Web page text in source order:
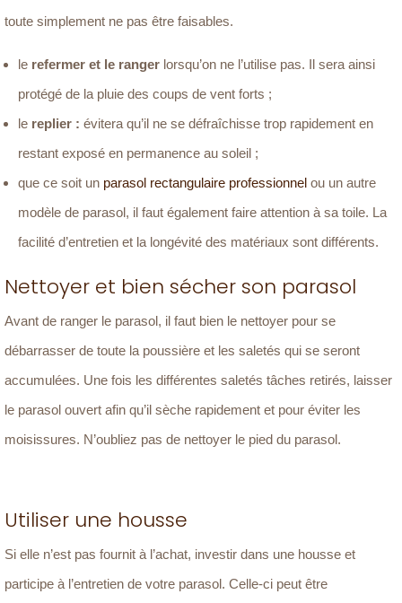
toute simplement ne pas être faisables.
le refermer et le ranger lorsqu’on ne l’utilise pas. Il sera ainsi
protégé de la pluie des coups de vent forts ;
le replier : évitera qu’il ne se défraîchisse trop rapidement en
restant exposé en permanence au soleil ;
que ce soit un parasol rectangulaire professionnel ou un autre
modèle de parasol, il faut également faire attention à sa toile. La
facilité d’entretien et la longévité des matériaux sont différents.
Nettoyer et bien sécher son parasol
Avant de ranger le parasol, il faut bien le nettoyer pour se
débarrasser de toute la poussière et les saletés qui se seront
accumulées. Une fois les différentes saletés tâches retirés, laisser
le parasol ouvert afin qu’il sèche rapidement et pour éviter les
moisissures. N’oubliez pas de nettoyer le pied du parasol.
Utiliser une housse
Si elle n’est pas fournit à l’achat, investir dans une housse et
participe à l’entretien de votre parasol. Celle-ci peut être